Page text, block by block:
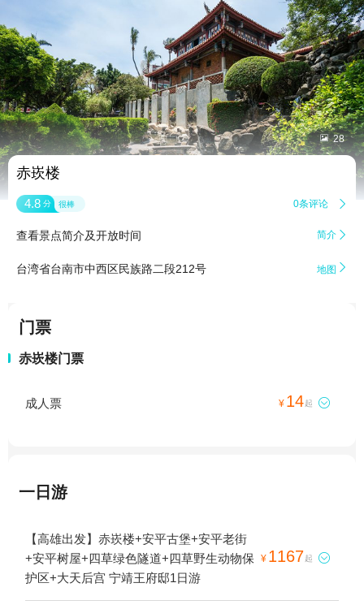
 28
赤崁楼
4.8 分 很棒 0条评论 
查看景点简介及开放时间 简介 
台湾省台南市中西区民族路二段212号 地图 
门票
赤崁楼门票
成人票 ¥ 14起 
一日游
【高雄出发】赤崁楼+安平古堡+安平老街
+安平树屋+四草绿色隧道+四草野生动物保
护区+大天后宫 宁靖王府邸1日游
¥ 1167起 